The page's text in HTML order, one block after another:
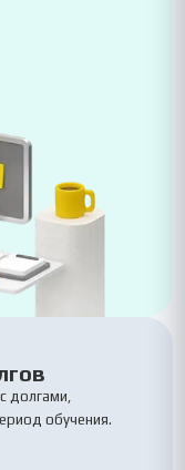
долгами,
обучения.